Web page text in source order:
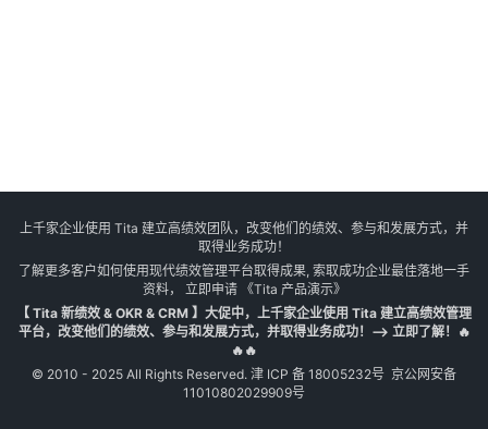
上千家企业使用 Tita 建立高绩效团队，改变他们的绩效、参与和发展方式，并
取得业务成功！
了解更多客户如何使用现代绩效管理平台取得成果, 索取成功企业最佳落地一手
资料， 立即申请《Tita 产品演示》
【 Tita 新绩效 & OKR & CRM 】大促中，上千家企业使用 Tita 建立高绩效管理
平台，改变他们的绩效、参与和发展方式，并取得业务成功！--> 立即了解！🔥
🔥🔥
© 2010 - 2025 All Rights Reserved. 津 ICP 备 18005232号 京公网安备
11010802029909号